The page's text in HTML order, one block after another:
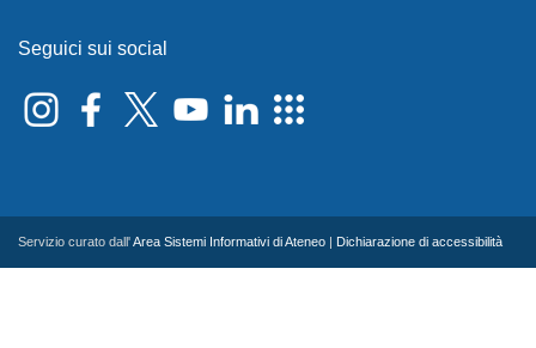
Seguici sui social
Servizio curato dall'Area Sistemi Informativi di Ateneo Dichiarazione di accessibilità